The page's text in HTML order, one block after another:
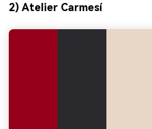
2) Atelier Carmesí